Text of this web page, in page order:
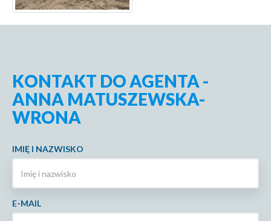
KONTAKT DO AGENTA -
ANNA MATUSZEWSKA-
WRONA
IMIĘ I NAZWISKO
E-MAIL